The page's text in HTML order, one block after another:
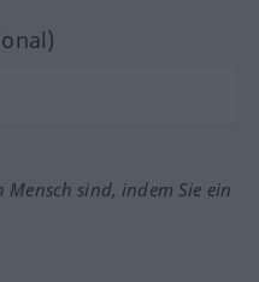
Mensch sind, indem Sie ein